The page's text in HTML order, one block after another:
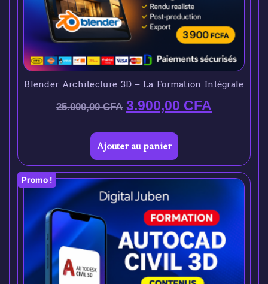
Blender Architecture 3D – La Formation Intégrale
25.000,00CFA 3.900,00 CFA
Ajouter au panier
Promo !